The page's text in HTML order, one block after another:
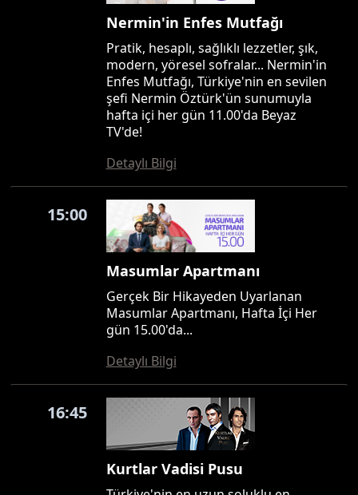
Nermin'in Enfes Mutfağı
Pratik, hesaplı, sağlıklı lezzetler, şık,
modern, yöresel sofralar... Nermin'in
Enfes Mutfağı, Türkiye'nin en sevilen
şefi Nermin Öztürk'ün sunumuyla
hafta içi her gün 11.00'da Beyaz
TV'de!
Detaylı Bilgi
15:00
Masumlar Apartmanı
Gerçek Bir Hikayeden Uyarlanan
Masumlar Apartmanı, Hafta İçi Her
gün 15.00'da...
Detaylı Bilgi
16:45
Kurtlar Vadisi Pusu